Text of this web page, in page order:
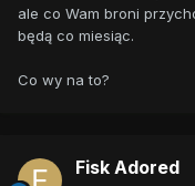
ale co Wam broni
będą co miesiąc.
Co wy na to?
Fisk Adored